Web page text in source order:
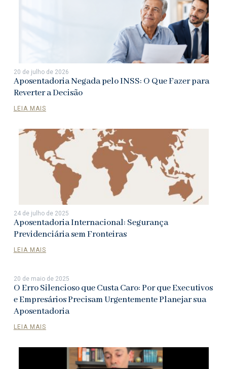
20 de julho de 2026
Aposentadoria Negada pelo INSS: O Que Fazer para
Reverter a Decisão
LEIA MAIS
24 de julho de 2025
Aposentadoria Internacional: Segurança
Previdenciária sem Fronteiras
LEIA MAIS
20 de maio de 2025
O Erro Silencioso que Custa Caro: Por que Executivos
e Empresários Precisam Urgentemente Planejar sua
Aposentadoria
LEIA MAIS